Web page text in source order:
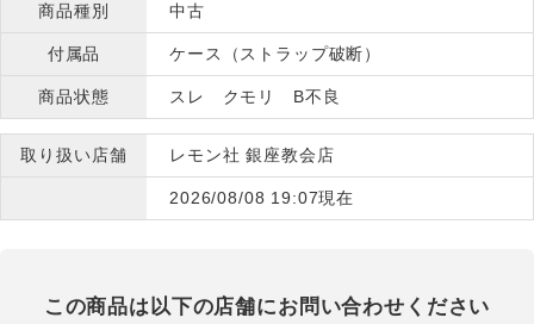
商品種別 中古
付属品 ケース（ストラップ破断）
商品状態 スレ クモリ B不良
取り扱い店舗 レモン社 銀座教会店
2026/08/08 19:07現在
この商品は以下の店舗にお問い合わせください